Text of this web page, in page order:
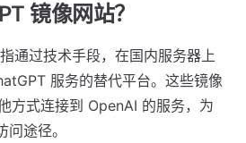
镜像网站？
通过技术手段，在国内服务器上
服务的替代平台。这些镜像
方式连接到 OpenAI 的服务，为
途径。